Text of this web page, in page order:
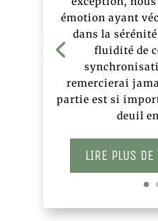
émotion ayant
dans la
fluidité de
remercierai
partie est si
deuil
LIRE PLUS